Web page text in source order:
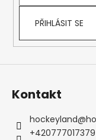
PŘIHLÁSIT SE
Kontakt
hockeyland@
+420777017379